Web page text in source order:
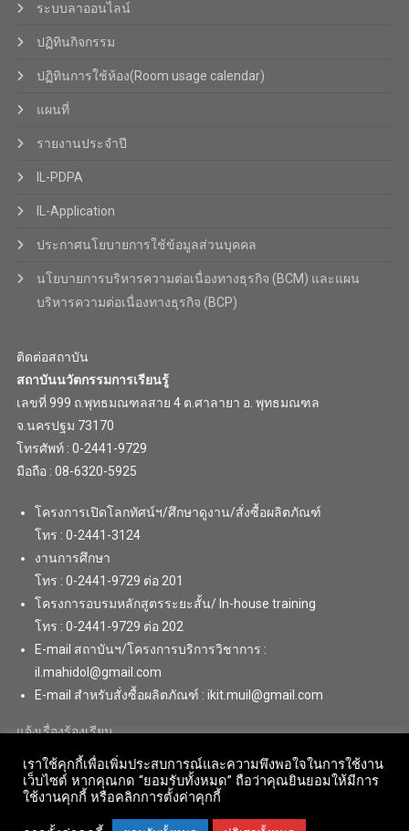
ระบบลาออนไลน์
ปฏิทินกิจกรรม
ปฏิทินการใช้ห้อง(Room usage calendar)
แผนที่
รายงานประจำปี
IL-PDPA
IL-Application
ประกาศนโยบายการใช้ข้อมูลส่วนบุคคล
นโยบายการบริหารความต่อเนื่องทางธุรกิจ (BCM) และแผน
บริหารความต่อเนื่องทางธุรกิจ (BCP)
ติดต่อสถาบัน
สถาบันนวัตกรรมการเรียนรู้
เลขที่ 999 ถ.พุทธมณฑลสาย 4 ต.ศาลายา อ. พุทธมณฑล
จ.นครปฐม 73170
โทรศัพท์ : 0-2441-9729
มือถือ : 08-6320-5925
โครงการเปิดโลกทัศน์ฯ/ศึกษาดูงาน/สั่งซื้อผลิตภัณฑ์
โทร : 0-2441-3124
งานการศึกษา
โทร : 0-2441-9729 ต่อ 201
โครงการอบรมหลักสูตรระยะสั้น/ In-house training
โทร : 0-2441-9729 ต่อ 202
E-mail สถาบันฯ/โครงการบริการวิชาการ :
il.mahidol@gmail.com
E-mail สำหรับสั่งซื้อผลิตภัณฑ์ : ikit.muil@gmail.com
แจ้งเรื่องร้องเรียน
เราใช้คุกกี้เพื่อเพิ่มประสบการณ์และความพึงพอใจในการใช้งาน
เว็บไซต์ หากคุณกด “ยอมรับทั้งหมด” ถือว่าคุณยินยอมให้มีการ
ใช้งานคุกกี้ หรือคลิกการตั้งค่าคุกกี้